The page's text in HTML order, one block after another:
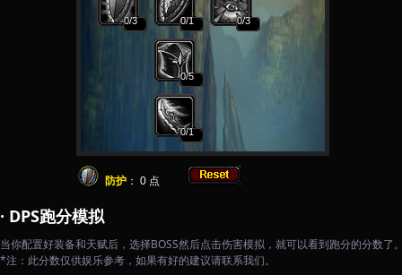
0/3 0/1 0/3
0/5
0/1
防护 ： 0 点
· DPS跑分模拟
当你配置好装备和天赋后，选择BOSS然后点击伤害模拟，就可以看到跑分的分数了
*注：此分数仅供娱乐参考，如果有好的建议请联系我们。